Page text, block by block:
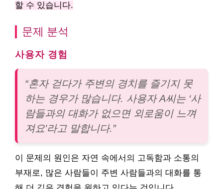
할 수 있습니다.
문제 분석
사용자 경험
“혼자 걷다가 주변의 경치를 즐기지 못
하는 경우가 많습니다. 사용자 A씨는 ‘사
람들과의 대화가 없으면 외로움이 느껴
져요’라고 말합니다.”
이 문제의 원인은 자연 속에서의 고독함과 소통의
부재로, 많은 사람들이 주변 사람들과의 대화를 통